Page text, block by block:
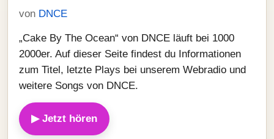
von DNCE
„Cake By The Ocean“ von DNCE läuft bei 1000
2000er. Auf dieser Seite findest du Informationen
zum Titel, letzte Plays bei unserem Webradio und
weitere Songs von DNCE.
▶ Jetzt hören